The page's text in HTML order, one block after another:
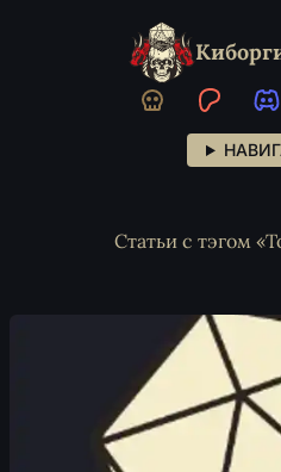
Статьи с тэгом